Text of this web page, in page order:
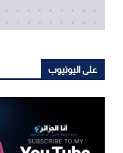
على اليوتيوب